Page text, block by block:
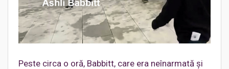
Peste circa o oră, Babbitt, care era neînarmată și